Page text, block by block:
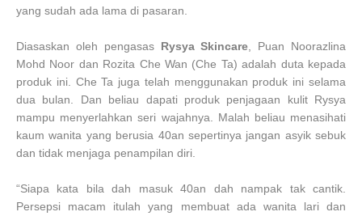
yang sudah ada lama di pasaran.
Diasaskan oleh pengasas Rysya Skincare , Puan Noorazlina
Mohd Noor dan Rozita Che Wan (Che Ta) adalah duta kepada
produk ini. Che Ta juga telah menggunakan produk ini selama
dua bulan. Dan beliau dapati produk penjagaan kulit Rysya
mampu menyerlahkan seri wajahnya. Malah beliau menasihati
kaum wanita yang berusia 40an sepertinya jangan asyik sebuk
dan tidak menjaga penampilan diri.
“Siapa kata bila dah masuk 40an dah nampak tak cantik.
Persepsi macam itulah yang membuat ada wanita lari dan